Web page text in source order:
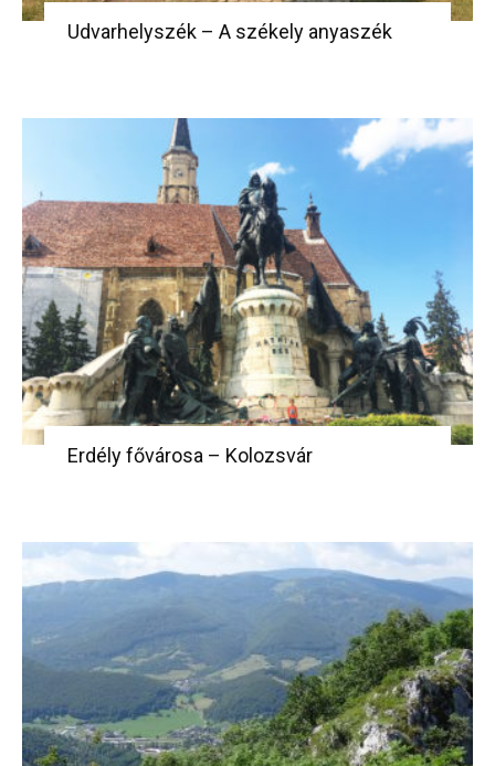
Udvarhelyszék – A székely anyaszék
Erdély fővárosa – Kolozsvár